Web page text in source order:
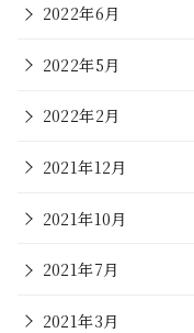
2022年6月
2022年5月
2022年2月
2021年12月
2021年10月
2021年7月
2021年3月